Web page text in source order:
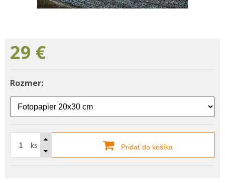
29 €
Rozmer:
ks Pridať do košíka